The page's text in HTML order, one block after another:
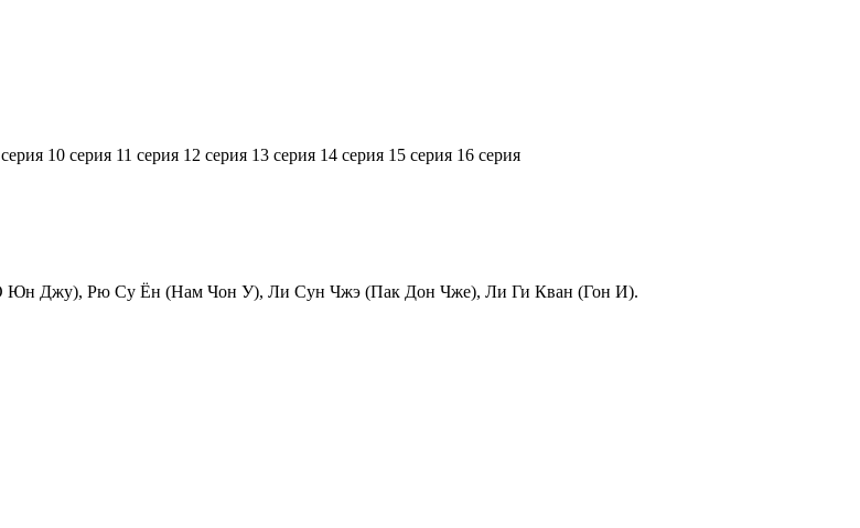
10 серия 11 серия 12 серия 13 серия 14 серия 15 серия 16 серия
Джу), Рю Су Ён (Нам Чон У), Ли Сун Чжэ (Пак Дон Чже), Ли Ги Кван (Гон И).